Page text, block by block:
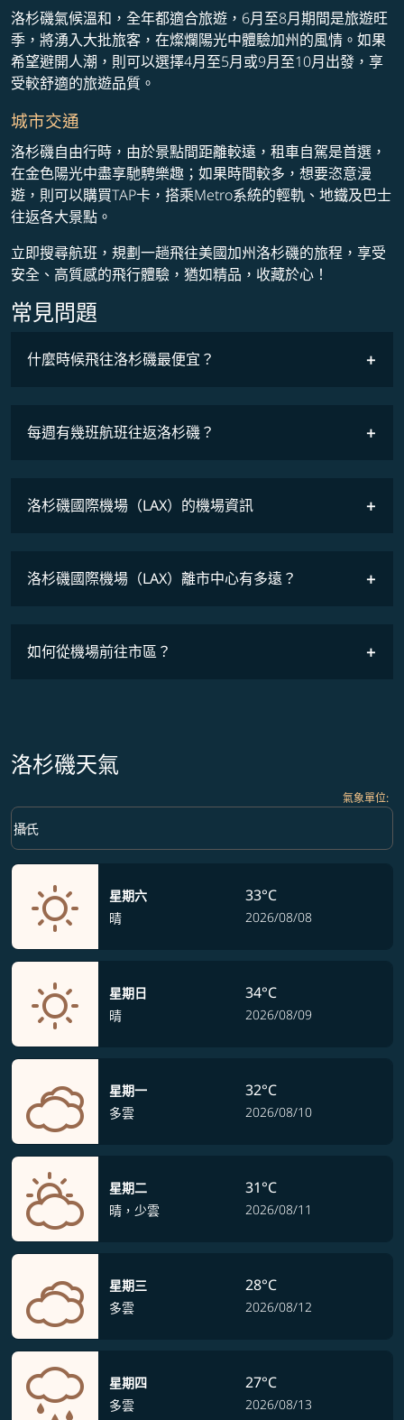
洛杉磯氣候溫和，全年都適合旅遊，6月至8月期間是旅遊旺
季，將湧入大批旅客，在燦爛陽光中體驗加州的風情。如果
希望避開人潮，則可以選擇4月至5月或9月至10月出發，享
受較舒適的旅遊品質。
城市交通
洛杉磯自由行時，由於景點間距離較遠，租車自駕是首選，
在金色陽光中盡享馳騁樂趣；如果時間較多，想要恣意漫
遊，則可以購買TAP卡，搭乘Metro系統的輕軌、地鐵及巴士
往返各大景點。
立即搜尋航班，規劃一趟飛往美國加州洛杉磯的旅程，享受
安全、高質感的飛行體驗，猶如精品，收藏於心！
常見問題
什麼時候飛往洛杉磯最便宜？
COSMILE會員
每週有幾班航班往返洛杉磯？
洛杉磯國際機場（LAX）的機場資訊
洛杉磯國際機場（LAX）離市中心有多遠？
如何從機場前往市區？
洛杉磯天氣
氣象單位:
Weather unit option 攝氏 Selected
攝氏
keyboard_arrow_down
星期六
晴
33°C
2026/08/08
星期日
晴
34°C
2026/08/09
星期一
多雲
32°C
2026/08/10
星期二
晴，少雲
31°C
2026/08/11
星期三
多雲
28°C
2026/08/12
星期四
多雲
27°C
2026/08/13